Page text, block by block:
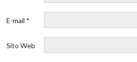
E-mail *
Sito Web